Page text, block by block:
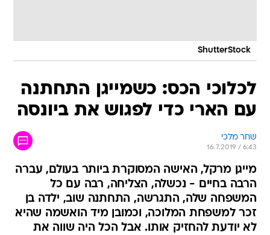
ShutterStock
לכלוכי הכס: כשמייגן התחתנה
עם הארי כדי לפגוש את ביונסה
שחר מלכי
16.7.2019 / 6:43
מייגן מרקל, האישה המסוקרת ביותר בעולם, עברה
הרבה בחיים - נכשלה, הצליחה, רבה עם כל
המשפחה שלה, התגרשה, התחתנה שוב, ילדה בן
זכר למשפחת המלוכה, וכמובן מיד הואשמה שהיא
לא יודעת להחזיק אותו. אבל הכל היה שווה את